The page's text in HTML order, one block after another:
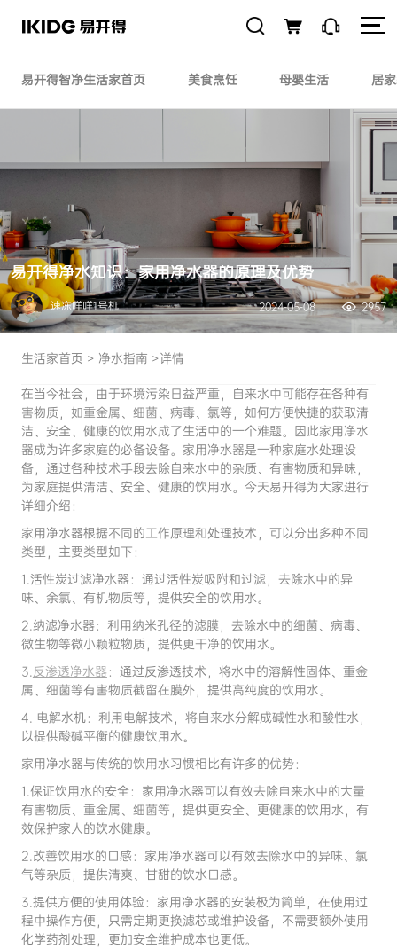
易开得智净生活家首页 美食烹饪 母婴生活 居
易开得净水知识：家用净水器的原理及优势
速冻咩咩1号机 2024-05-08 2957
生活家首页 > 净水指南 >详情
在当今社会，由于环境污染日益严重，自来水中可能存在各种有
害物质，如重金属、细菌、病毒、氯等，如何方便快捷的获取清
洁、安全、健康的饮用水成了生活中的一个难题。因此家用净水
器成为许多家庭的必备设备。家用净水器是一种家庭水处理设
备，通过各种技术手段去除自来水中的杂质、有害物质和异味，
为家庭提供清洁、安全、健康的饮用水。今天易开得为大家进行
详细介绍：
家用净水器根据不同的工作原理和处理技术，可以分出多种不同
类型，主要类型如下：
1.活性炭过滤净水器：通过活性炭吸附和过滤，去除水中的异
味、余氯、有机物质等，提供安全的饮用水。
2.纳滤净水器：利用纳米孔径的滤膜，去除水中的细菌、病毒、
微生物等微小颗粒物质，提供更干净的饮用水。
3.反渗透净水器 ：通过反渗透技术，将水中的溶解性固体、重金
属、细菌等有害物质截留在膜外，提供高纯度的饮用水。
4. 电解水机：利用电解技术，将自来水分解成碱性水和酸性水，
以提供酸碱平衡的健康饮用水。
家用净水器与传统的饮用水习惯相比有许多的优势：
1.保证饮用水的安全：家用净水器可以有效去除自来水中的大量
有害物质、重金属、细菌等，提供更安全、更健康的饮用水，有
效保护家人的饮水健康。
2.改善饮用水的口感：家用净水器可以有效去除水中的异味、氯
气等杂质，提供清爽、甘甜的饮水口感。
3.提供方便的使用体验：家用净水器的安装极为简单，在使用过
程中操作方便，只需定期更换滤芯或维护设备，不需要额外使用
化学药剂处理，更加安全维护成本也更低。